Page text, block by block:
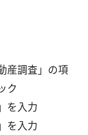
産調査」の項
ク
を入力
を入力